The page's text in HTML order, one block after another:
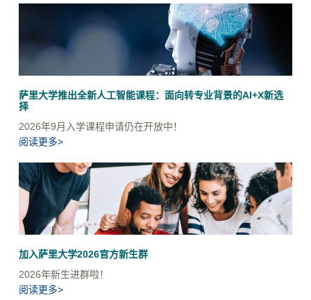
萨里大学推出全新人工智能课程：面向转专业背景的AI+X新选
择
2026年9月入学课程申请仍在开放中！
阅读更多>
加入萨里大学2026官方新生群
2026年新生进群啦！
阅读更多>